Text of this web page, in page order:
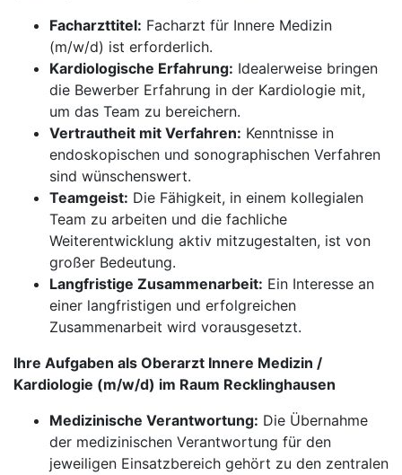
Facharzttitel: Facharzt für Innere Medizin
(m/w/d) ist erforderlich.
Kardiologische Erfahrung: Idealerweise bringen
die Bewerber Erfahrung in der Kardiologie mit,
um das Team zu bereichern.
Vertrautheit mit Verfahren: Kenntnisse in
endoskopischen und sonographischen Verfahren
sind wünschenswert.
Teamgeist: Die Fähigkeit, in einem kollegialen
Team zu arbeiten und die fachliche
Weiterentwicklung aktiv mitzugestalten, ist von
großer Bedeutung.
Langfristige Zusammenarbeit: Ein Interesse an
einer langfristigen und erfolgreichen
Zusammenarbeit wird vorausgesetzt.
Ihre Aufgaben als Oberarzt Innere Medizin /
Kardiologie (m/w/d) im Raum Recklinghausen
Medizinische Verantwortung: Die Übernahme
der medizinischen Verantwortung für den
jeweiligen Einsatzbereich gehört zu den zentralen